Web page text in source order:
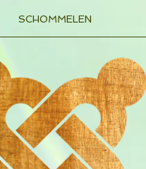
SCHOMMELEN